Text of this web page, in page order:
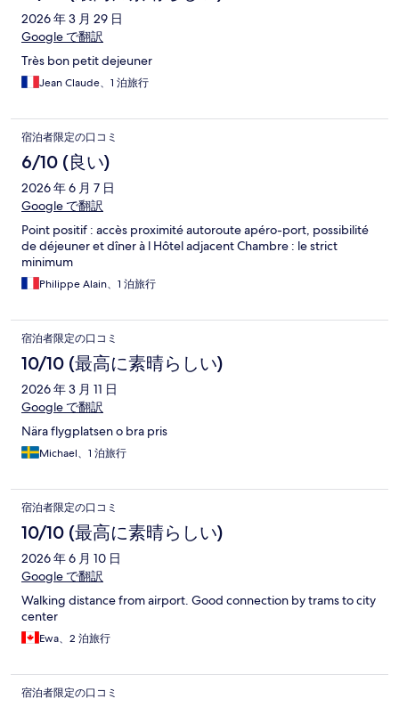
2026 年 3 月 29 日
Google で翻訳
Très bon petit dejeuner
Jean Claude、1 泊旅行
宿泊者限定の口コミ
6/10 (良い)
2026 年 6 月 7 日
Google で翻訳
Point positif : accès proximité autoroute apéro-port, possibilité
de déjeuner et dîner à l Hôtel adjacent Chambre : le strict
minimum
Philippe Alain、1 泊旅行
宿泊者限定の口コミ
10/10 (最高に素晴らしい)
2026 年 3 月 11 日
Google で翻訳
Nära flygplatsen o bra pris
Michael、1 泊旅行
宿泊者限定の口コミ
10/10 (最高に素晴らしい)
2026 年 6 月 10 日
Google で翻訳
Walking distance from airport. Good connection by trams to city
center
Ewa、2 泊旅行
宿泊者限定の口コミ